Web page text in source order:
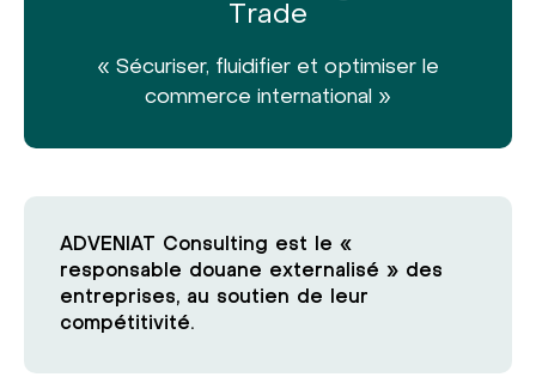
Trade
« Sécuriser, fluidifier et optimiser le
commerce international »
ADVENIAT Consulting est le «
responsable douane externalisé » des
entreprises, au soutien de leur
compétitivité.